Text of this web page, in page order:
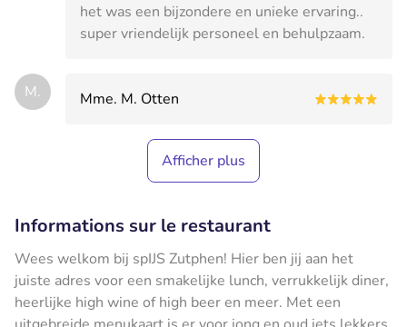
het was een bijzondere en unieke ervaring..
super vriendelijk personeel en behulpzaam.
M. Mme. M. Otten
Afficher plus
Informations sur le restaurant
Wees welkom bij spIJS Zutphen! Hier ben jij aan het
juiste adres voor een smakelijke lunch, verrukkelijk diner,
heerlijke high wine of high beer en meer. Met een